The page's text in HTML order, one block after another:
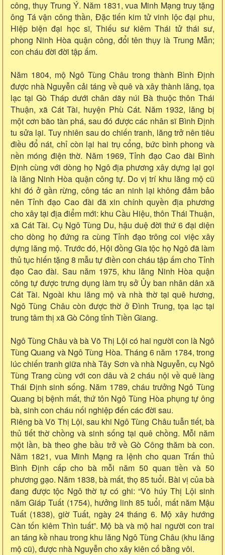
công, thụy Trung Ý. Năm 1831, vua Minh Mạng truy tặng
ông Tá vận công thần, Đặc tiến kim tử vinh lộc đại phu,
Hiệp biện đại học sĩ, Thiếu sư kiêm Thái tử thái sư,
phong Ninh Hòa quận công, đổi tên thụy là Trung Mẫn;
con cháu đời đời tập ấm.
Năm 1804, mộ Ngô Tùng Châu trong thành Bình Định
được nhà Nguyễn cải táng về quê và xây thành lăng, tọa
lạc tại Gò Tháp dưới chân dãy núi Bà thuộc thôn Thái
Thuận, xã Cát Tài, huyện Phù Cát. Năm 1932, lăng bị
một cơn bão tàn phá, sau đó được các nhân sĩ Bình Định
tu sửa lại. Tuy nhiên sau do chiến tranh, lăng trở nên tiêu
điều đổ nát, chỉ còn lại hai trụ cổng, bức bình phong và
nền móng điện thờ. Năm 1969, Tỉnh đạo Cao đài Bình
Định cùng với dòng họ Ngô địa phương xây dựng lại gọi
là lăng Ninh Hòa quận công tự. Do vị trí khu lăng mộ cũ
khi đó ở gần rừng, công tác an ninh lại không đảm bảo
nên Tỉnh đạo Cao đài đã xin chính quyền địa phương
cho xây tại địa điểm mới: khu Cầu Hiệu, thôn Thái Thuận,
xã Cát Tài. Cụ Ngô Tùng Du, hậu duệ đời thứ 6 đại diện
cho dòng họ đứng ra cùng Tỉnh đạo trông coi việc xây
dựng lăng mộ. Trước đó, Hội đồng Gia tộc họ Ngô đã làm
thủ tục hiến tặng 8 mẫu tự điền con cháu tập ấm cho Tỉnh
đạo Cao đài. Sau năm 1975, khu lăng Ninh Hòa quận
công tự được trưng dụng làm trụ sở Ủy ban nhân dân xã
Cát Tài. Ngoài khu lăng mộ và nhà thờ tại quê hương,
Ngô Tùng Châu còn được thờ ở Đình Trung, tọa lạc tại
trung tâm thị xã Gò Công tỉnh Tiền Giang.
Ngô Tùng Châu và bà Võ Thị Lội có hai người con là Ngô
Tùng Quang và Ngô Tùng Hòa. Tháng 6 năm 1784, trong
lúc chiến tranh giữa nhà Tây Sơn và nhà Nguyễn, cụ Ngô
Tùng Trang cùng với con dâu và 2 cháu nội về quê làng
Thái Định sinh sống. Năm 1789, cháu trưởng Ngô Tùng
Quang bị bệnh mất, thứ tôn Ngô Tùng Hòa phụng tự ông
bà, sinh con cháu nối nghiệp đến các đời sau.
Riêng bà Võ Thị Lội, sau khi Ngô Tùng Châu tuẫn tiết, bà
thủ tiết thờ chồng và sinh sống tại quê chồng. Mỗi năm
một lần, bà theo ghe bầu trở về Gò Công thăm bà con.
Năm 1821, vua Minh Mạng ra lệnh cho quan Trấn thủ
Bình Định cấp cho bà mỗi năm 50 quan tiền và 50
phương gạo. Năm 1838, bà mất, thọ 85 tuổi. Bài vị của bà
đang được tộc Ngô thờ tự có ghi: “Võ húy Thị Lội sinh
năm Giáp Tuất (1754), hưởng linh 85 tuổi, mất năm Mậu
Tuất (1838), giờ Tuất, ngày 24 tháng 6. Mộ xây hướng
Càn tốn kiêm Thìn tuất”. Mộ bà và mộ hai người con trai
an táng kề nhau trong khu lăng Ngô Tùng Châu (khu lăng
mộ cũ), được nhà Nguyễn cho xây kiên cố bằng vôi.